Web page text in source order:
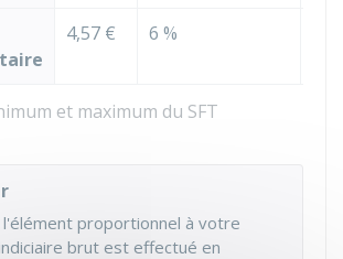
et maximum du SFT
4,57 € 6 %
l'élément proportionnel à votre
brut est effectué en